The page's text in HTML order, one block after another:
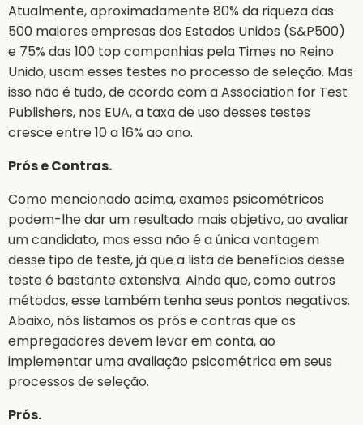
Atualmente, aproximadamente 80% da riqueza das
500 maiores empresas dos Estados Unidos (S&P500)
e 75% das 100 top companhias pela Times no Reino
Unido, usam esses testes no processo de seleção. Mas
isso não é tudo, de acordo com a Association for Test
Publishers, nos EUA, a taxa de uso desses testes
cresce entre 10 a 16% ao ano.
Prós e Contras.
Como mencionado acima, exames psicométricos
podem-lhe dar um resultado mais objetivo, ao avaliar
um candidato, mas essa não é a única vantagem
desse tipo de teste, já que a lista de benefícios desse
teste é bastante extensiva. Ainda que, como outros
métodos, esse também tenha seus pontos negativos.
Abaixo, nós listamos os prós e contras que os
empregadores devem levar em conta, ao
implementar uma avaliação psicométrica em seus
processos de seleção.
Prós.